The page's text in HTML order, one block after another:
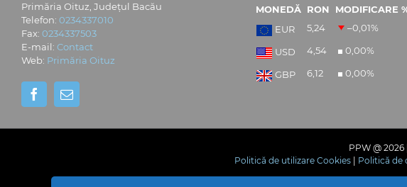
Primăria Oituz, Județul Bacău
Telefon: 0234337010
Fax: 0234337503
E-mail: Contact
Web: Primăria Oituz
MONEDĂ RON
MODIFICARE
EUR
5,24 –0,01%
USD 4,54 0,00%
GBP 6,12 0,00%
PPW @ 2026 |
Politică de utilizare Cookies
Politică de